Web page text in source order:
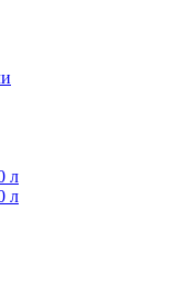
л
л